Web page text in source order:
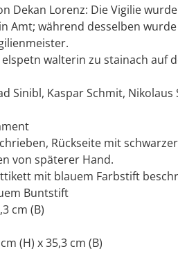
Dekan Lorenz: Die Vigilie
Amt; während desselben
walterin zu stainach auf
Sinibl, Kaspar Schmit,
Rückseite mit
von späterer Hand.
mit blauem Farbstift
Buntstift
cm (B)
(H) x 35,3 cm (B)